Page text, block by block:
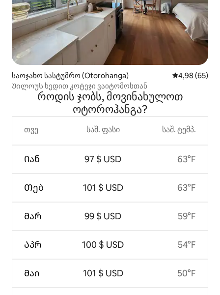
საოჯახო სასტუმრო (Otorohanga) საშუალო
4,98 (65)
Უილოუს ხედით კოტეჯი ვაიტომოსთან
როდის ჯობს, მოვინახულოთ
ოტოროჰანგა?
თვე
Იან
Თებ
Მარ
Აპრ
Მაი
საშ. ფასი
97 $ USD
101 $ USD
99 $ USD
100 $ USD
101 $ USD
საშ. ტემპ.
63°F
63°F
59°F
54°F
50°F